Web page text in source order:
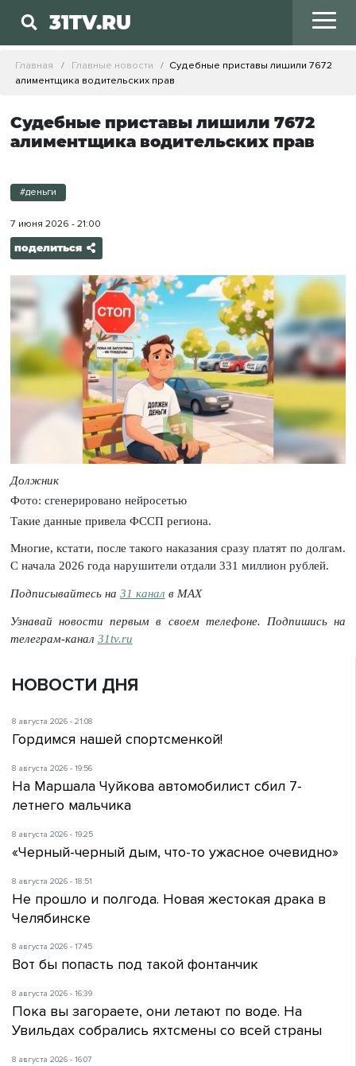
31TV.RU
Главная Главные новости
Судебные приставы лишили 7672
алиментщика водительских прав
Судебные приставы лишили 7672
алиментщика водительских прав
#деньги
7 июня 2026 - 21:00
поделиться
Должник
Фото: сгенерировано нейросетью
Такие данные привела ФССП региона.
Многие, кстати, после такого наказания сразу платят по долгам.
С начала 2026 года нарушители отдали 331 миллион рублей.
Подписывайтесь на 31 канал в МАХ
Узнавай новости первым в своем телефоне. Подпишись на
телеграм-канал 31tv.ru
НОВОСТИ ДНЯ
8 августа 2026 - 21:08
Гордимся нашей спортсменкой!
8 августа 2026 - 19:56
На Маршала Чуйкова автомобилист сбил 7-
летнего мальчика
8 августа 2026 - 19:25
«Черный-черный дым, что-то ужасное очевидно»
8 августа 2026 - 18:51
Не прошло и полгода. Новая жестокая драка в
Челябинске
8 августа 2026 - 17:45
Вот бы попасть под такой фонтанчик
8 августа 2026 - 16:39
Пока вы загораете, они летают по воде. На
Увильдах собрались яхтсмены со всей страны
8 августа 2026 - 16:07